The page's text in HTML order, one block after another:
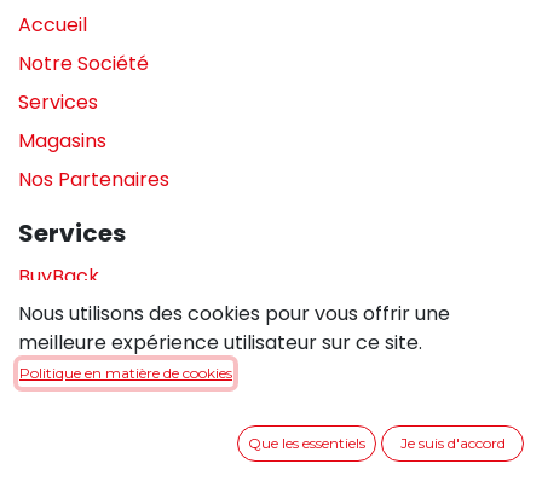
Accueil
Notre Société
Services
Magasins
Nos Partenaires
Services
BuyBack
Assistance en magasin
Réparations
Politique de confidentialité
Nous utilisons des cookies pour vous offrir une
meilleure expérience utilisateur sur ce site.
Politique en matière de cookies
Que les essentiels Je suis d'accord